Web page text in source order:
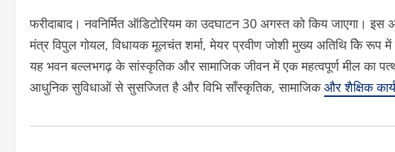
फरीदाबाद। नवनिर्मित ऑडिटोरियम का उदघाटन 30 अगस्त को किय जाएगा।
मंत्र विपुल गोयल, विधायक मूलचंत शर्मा, मेयर प्रवीण जोशी मुख्य अतिथि केि रूप में
यह भवन बल्लभगढ़ के सांस्कृतिक और सामाजिक जीवन में एक महत्वपूर्ण मील का
आधुनिक सुविधाओं से सुसज्जित है और विभि साँस्कृतिक, सामाजिकऔर शैक्षिक